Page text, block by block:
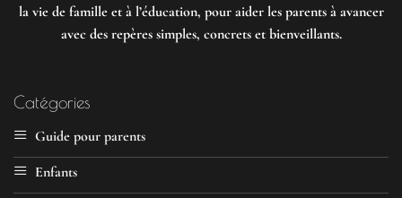
la vie de famille et à l’éducation, pour aider les parents à avancer
avec des repères simples, concrets et bienveillants.
Catégories
Guide pour parents
Enfants